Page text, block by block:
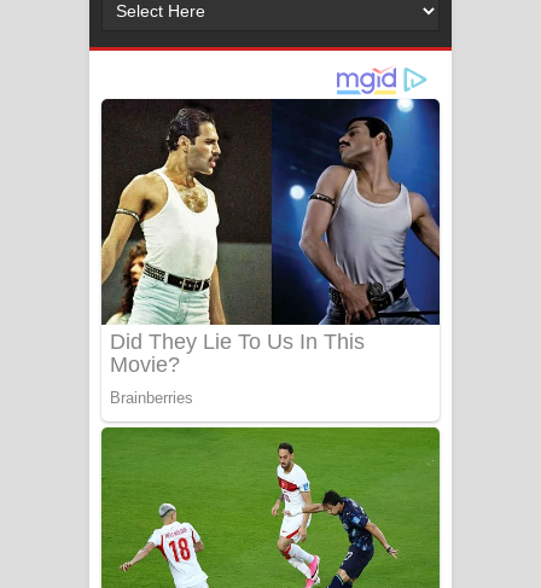
දුන් ආදරේ ගීතයේ පද පෙළ
- ලියමුද දැන් අනාගතේ ගීතයේ පද පෙළ
Doni Song Lyrics - දෝණි ගීතයේ පද
පෙළ
Benthara Palame Song Lyrics -
බෙන්තර පාලමේ ගීතයේ පද පෙළ
Sanda Babalena Song Lyrics - සඳ
Adare Wadi Nisa Song Lyrics - ආදරේ
වැඩි නිසා ගීතයේ පද පෙළ
UNUHUMA Song Lyrics - උණුහුම